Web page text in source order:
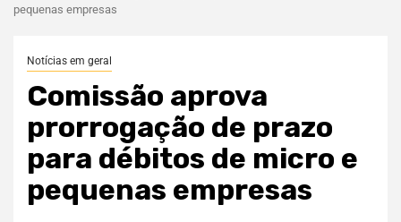
pequenas empresas
Notícias em geral
Comissão aprova
prorrogação de prazo
para débitos de micro e
pequenas empresas